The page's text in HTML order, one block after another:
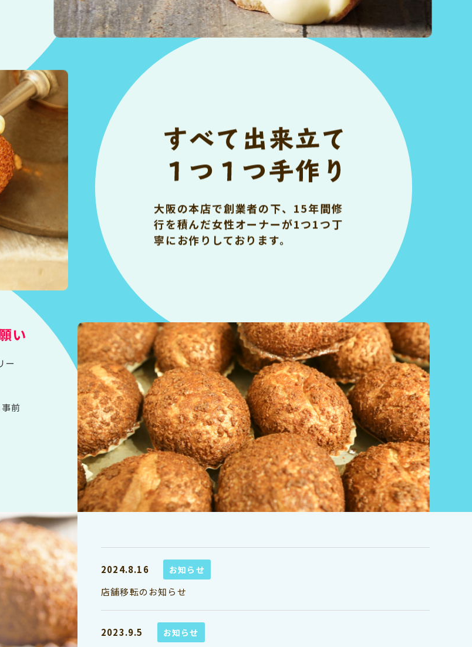
大阪の本店で創業者の下、15年間修
行を積んだ女性オーナーが1つ1つ丁
寧にお作りしております。
い
ー
前
2024.8.16 お知らせ
店舗移転のお知らせ
2023.9.5 お知らせ